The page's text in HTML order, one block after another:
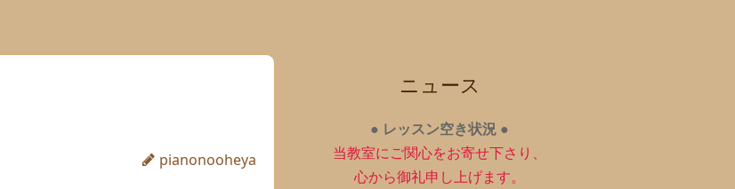
pianonooheya
ニュース
● レッスン空き状況 ●
当教室にご関心をお寄せ下さり、
心から御礼申し上げます。